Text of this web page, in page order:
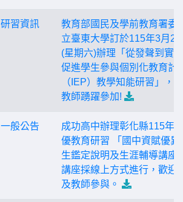
研習資訊
教育部國民及學前教育署委
立臺東大學訂於115年3月28
(星期六)辦理「從發聲到實
促進學生參與個別化教育計
（IEP）教學知能研習」，
教師踴躍參加!
一般公告
成功高中辦理彰化縣115年
優教育研習 「國中資賦優異
生鑑定說明及生涯輔導講座
講座採線上方式進行，歡迎
及教師參與。